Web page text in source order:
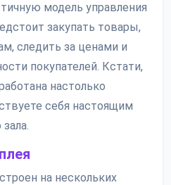
модель управления
закупать товары,
следить за ценами и
покупателей. Кстати,
настолько
себя настоящим
на нескольких